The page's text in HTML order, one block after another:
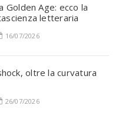
Golden Age: ecco la
letteraria
16/07/2026
oltre la curvatura
26/07/2026